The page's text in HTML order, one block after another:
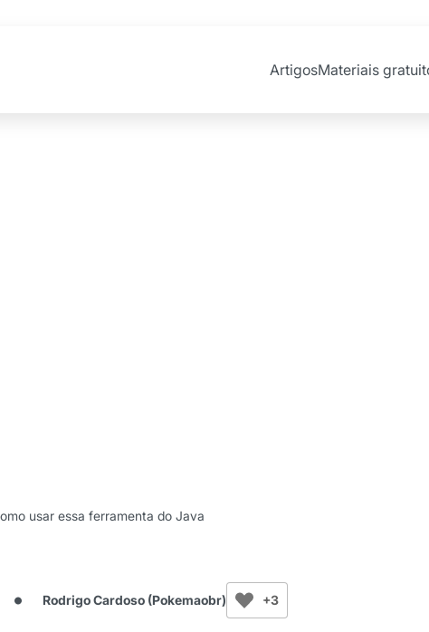
ArtigosMateriais
usar essa ferramenta do Java
Rodrigo Cardoso (Pokemaobr) +3